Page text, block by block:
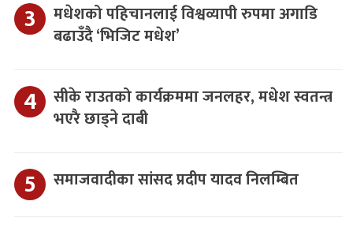
मधेशको पहिचानलाई विश्वव्यापी रुपमा अगाडि
बढाउँदै ‘भिजिट मधेश’
सीके राउतको कार्यक्रममा जनलहर, मधेश स्वतन्त्र
भएरै छाड्ने दाबी
समाजवादीका सांसद प्रदीप यादव निलम्बित